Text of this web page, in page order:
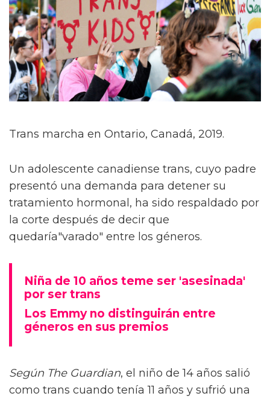
Trans marcha en Ontario, Canadá, 2019.
Un adolescente canadiense trans, cuyo padre
presentó una demanda para detener su
tratamiento hormonal, ha sido respaldado por
la corte después de decir que
quedaría"varado" entre los géneros.
Niña de 10 años teme ser 'asesinada'
por ser trans
Los Emmy no distinguirán entre
géneros en sus premios
Según The Guardian, el niño de 14 años salió
como trans cuando tenía 11 años y sufrió una